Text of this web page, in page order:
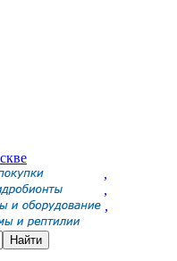
,
,
,